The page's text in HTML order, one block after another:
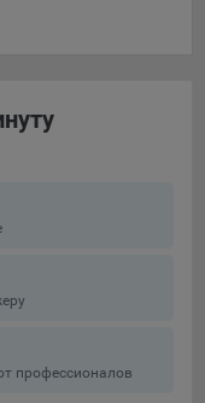
профессионалов